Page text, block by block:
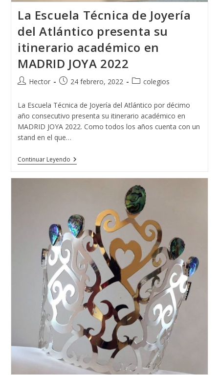
La Escuela Técnica de Joyería
del Atlántico presenta su
itinerario académico en
MADRID JOYA 2022
Autor
la
entrada:
Hector
Publicación
la
entrada:
24 febrero, 2022
Categoría
la
entrada:
colegios
La Escuela Técnica de Joyería del Atlántico por décimo
año consecutivo presenta su itinerario académico en
MADRID JOYA 2022. Como todos los años cuenta con un
stand en el que…
Continuar LeyendoLa
Escuela
Presenta
Su
Itinerario
Académico
En
MADRID
JOYA
2022